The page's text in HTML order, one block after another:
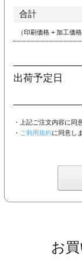
合計
（印刷価格 + 加工価
出荷予定日
・上記ご注文内容に同
・ ご利用規約に同意し
お